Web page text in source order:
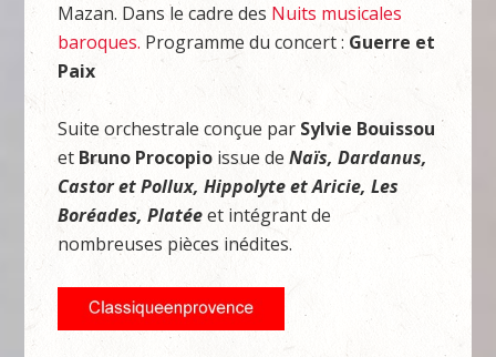
Mazan. Dans le cadre des Nuits musicales
baroques. Programme du concert : Guerre et
Paix
Suite orchestrale conçue par Sylvie Bouissou
et Bruno Procopio issue deNaïs, Dardanus,
Castor et Pollux, Hippolyte et Aricie, Les
Boréades, Platéeet intégrant de
nombreuses pièces inédites.